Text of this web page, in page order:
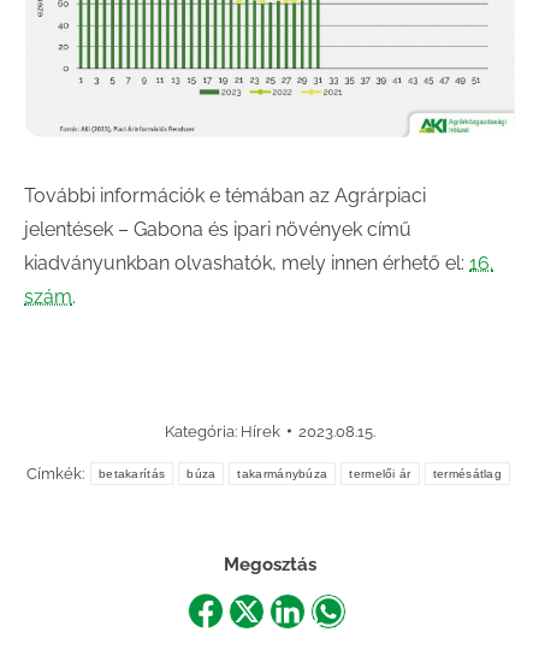
További információk e témában az Agrárpiaci
jelentések – Gabona és ipari növények című
kiadványunkban olvashatók, mely innen érhető el: 16.
szám.
Kategória: Hírek 2023.08.15.
Címkék: betakarítás búza takarmánybúza termelői ár termésátlag
Megosztás
ShareShareShareShare